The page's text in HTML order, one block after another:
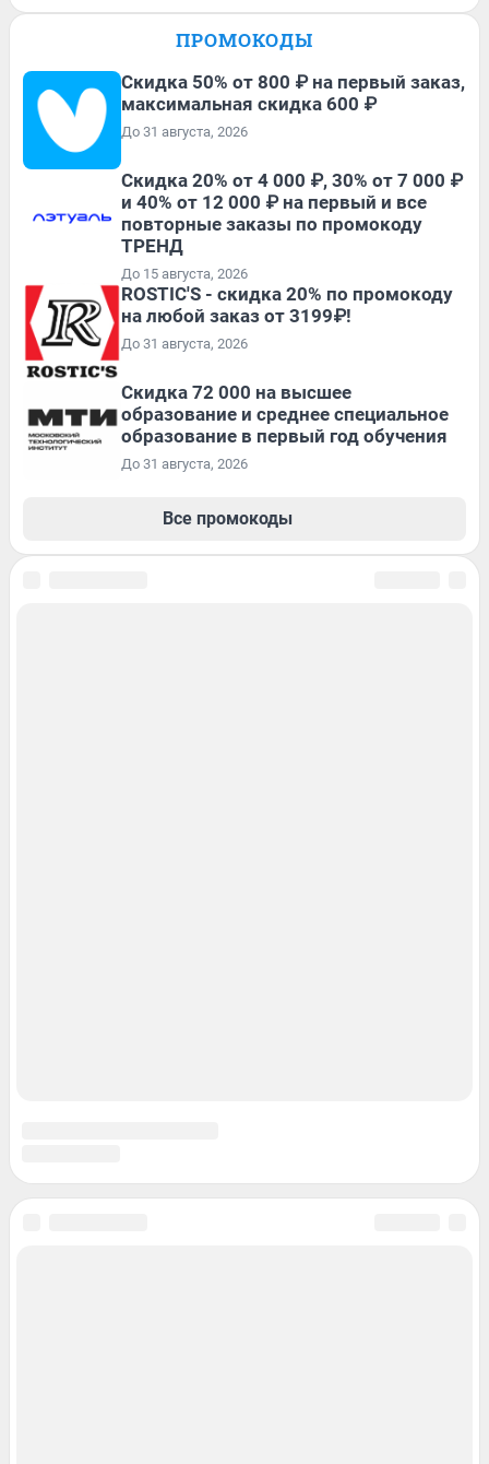
ПРОМОКОДЫ
Скидка 50% от 800 ₽ на первый заказ,
максимальная скидка 600 ₽
До 31 августа, 2026
Скидка 20% от 4 000 ₽, 30% от 7 000 ₽
и 40% от 12 000 ₽ на первый и все
повторные заказы по промокоду
ТРЕНД
До 15 августа, 2026
ROSTIC'S - скидка 20% по промокоду
на любой заказ от 3199₽!
До 31 августа, 2026
Скидка 72 000 на высшее
образование и среднее специальное
образование в первый год обучения
До 31 августа, 2026
Все промокоды